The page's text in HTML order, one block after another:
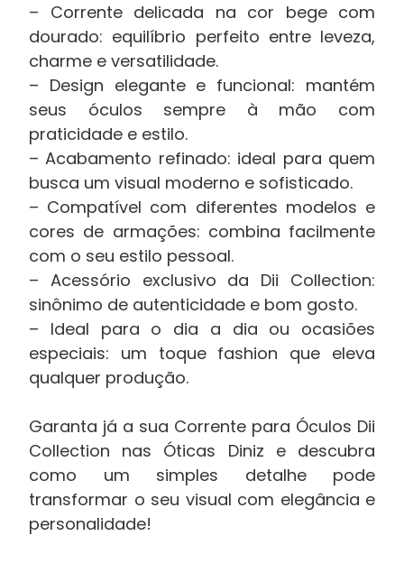
– Corrente delicada na cor bege com
dourado: equilíbrio perfeito entre leveza,
charme e versatilidade.
– Design elegante e funcional: mantém
seus óculos sempre à mão com
praticidade e estilo.
– Acabamento refinado: ideal para quem
busca um visual moderno e sofisticado.
– Compatível com diferentes modelos e
cores de armações: combina facilmente
com o seu estilo pessoal.
– Acessório exclusivo da Dii Collection:
sinônimo de autenticidade e bom gosto.
– Ideal para o dia a dia ou ocasiões
especiais: um toque fashion que eleva
qualquer produção.
Garanta já a sua Corrente para Óculos Dii
Collection nas Óticas Diniz e descubra
como um simples detalhe pode
transformar o seu visual com elegância e
personalidade!